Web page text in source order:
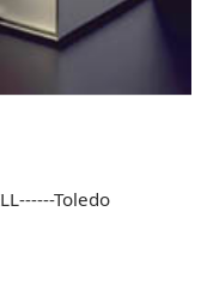
Toledo